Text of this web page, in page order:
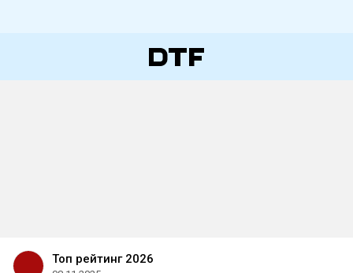
Топ рейтинг 2026